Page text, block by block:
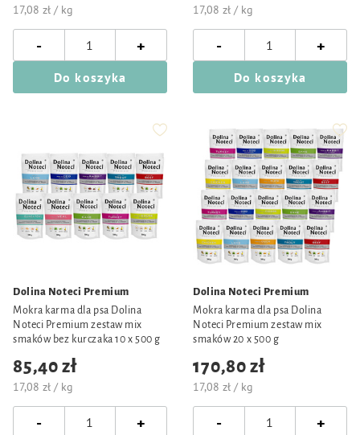
17,08 zł / kg
- +
Do koszyka
17,08 zł / kg
- +
Do koszyka
Dolina Noteci Premium
Mokra karma dla psa Dolina
Noteci Premium zestaw mix
smaków bez kurczaka 10 x 500 g
85,40 zł
17,08 zł / kg
- +
Dolina Noteci Premium
Mokra karma dla psa Dolina
Noteci Premium zestaw mix
smaków 20 x 500 g
170,80 zł
17,08 zł / kg
- +